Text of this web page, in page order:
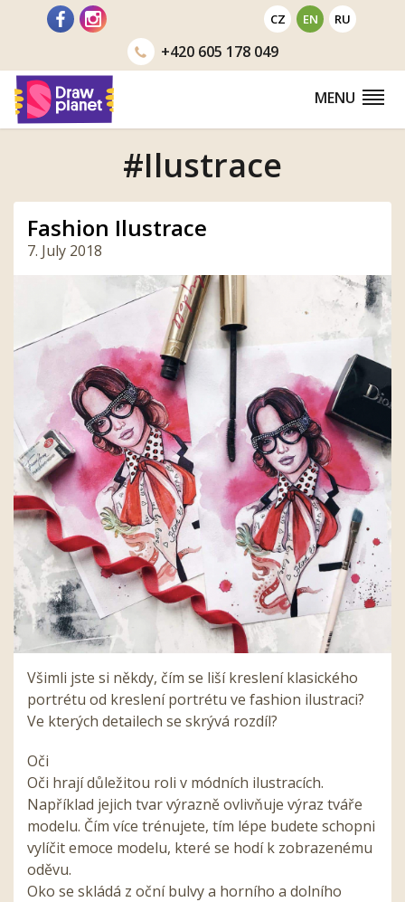
CZ EN RU
+420605 178 049
MENU
#Ilustrace
Fashion Ilustrace
7. July 2018
Všimli jste si někdy, čím se liší kreslení klasického
portrétu od kreslení portrétu ve fashion ilustraci?
Ve kterých detailech se skrývá rozdíl?
Oči
Oči hrají důležitou roli v módních ilustracích.
Například jejich tvar výrazně ovlivňuje výraz tváře
modelu. Čím více trénujete, tím lépe budete schopni
vylíčit emoce modelu, které se hodí k zobrazenému
oděvu.
Oko se skládá z oční bulvy a horního a dolního